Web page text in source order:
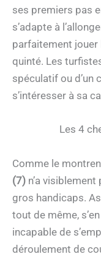
ses premiers pas
s’adapte à
parfaitement jouer
quinté. Les
spéculatif ou d’un
s’intéresser à sa
Les 4
Comme le
(7) n’a
gros handicaps.
tout de même,
incapable de
déroulement de